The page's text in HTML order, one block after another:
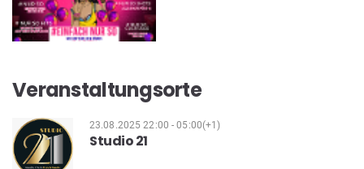
Veranstaltungsorte
23.08.2025 22:00 - 05:00(+1)
Studio 21